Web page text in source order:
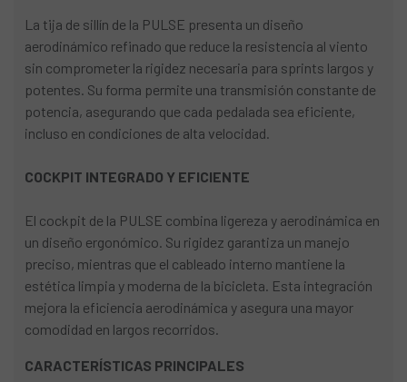
La tija de sillín de la PULSE presenta un diseño
aerodinámico refinado que reduce la resistencia al viento
sin comprometer la rigidez necesaria para sprints largos y
potentes. Su forma permite una transmisión constante de
potencia, asegurando que cada pedalada sea eficiente,
incluso en condiciones de alta velocidad.
COCKPIT INTEGRADO Y EFICIENTE
El cockpit de la PULSE combina ligereza y aerodinámica en
un diseño ergonómico. Su rigidez garantiza un manejo
preciso, mientras que el cableado interno mantiene la
estética limpia y moderna de la bicicleta. Esta integración
mejora la eficiencia aerodinámica y asegura una mayor
comodidad en largos recorridos.
CARACTERÍSTICAS PRINCIPALES